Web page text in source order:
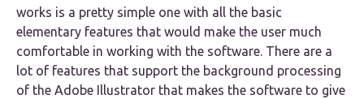
works is a pretty simple one with all the basic
elementary features that would make the user much
comfortable in working with the software. There are a
lot of features that support the background processing
of the Adobe Illustrator that makes the software to give